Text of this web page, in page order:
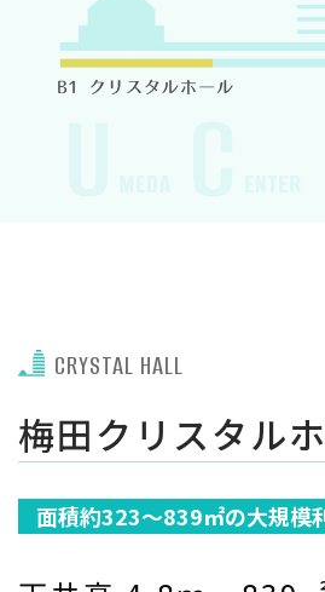
CRYSTAL HALL
梅田クリスタル
面積約323～839㎡の大規模